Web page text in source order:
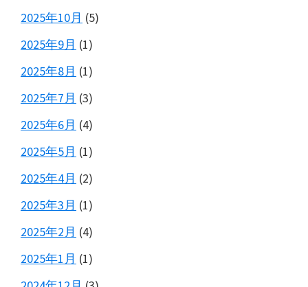
2025年10月 (5)
2025年9月 (1)
2025年8月 (1)
2025年7月 (3)
2025年6月 (4)
2025年5月 (1)
2025年4月 (2)
2025年3月 (1)
2025年2月 (4)
2025年1月 (1)